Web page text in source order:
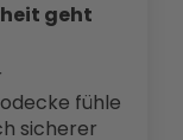
geht
fühle
sicherer